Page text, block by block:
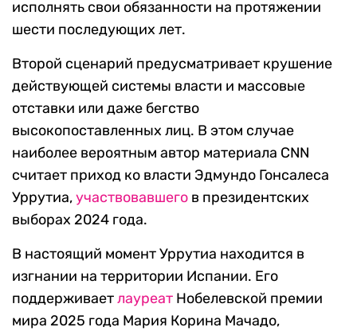
исполнять свои обязанности на протяжении
шести последующих лет.
Второй сценарий предусматривает крушение
действующей системы власти и массовые
отставки или даже бегство
высокопоставленных лиц. В этом случае
наиболее вероятным автор материала CNN
считает приход ко власти Эдмундо Гонсалеса
Уррутиа,участвовавшего в президентских
выборах 2024 года.
В настоящий момент Уррутиа находится в
изгнании на территории Испании. Его
поддерживаетлауреат Нобелевской премии
мира 2025 года Мария Корина Мачадо,